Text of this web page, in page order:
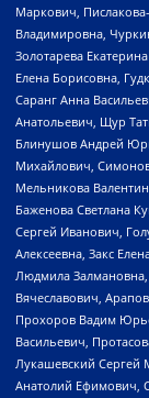
Маркович,
Владимировна,
Золотарева
Елена Борисовна,
Саранг Анна
Анатольевич, Щур
Блинушов Андрей
Михайлович,
Мельникова
Баженова Светлана
Сергей Иванович,
Алексеевна, Закс
Людмила
Вячеславович,
Прохоров Вадим
Васильевич,
Лукашевский Сергей
Анатолий Ефимович,